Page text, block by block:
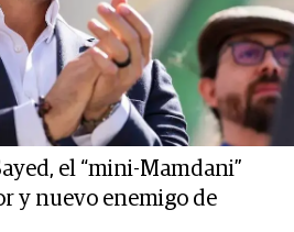
el “mini-Mamdani”
y nuevo enemigo de